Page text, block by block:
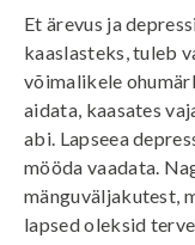
Et ärevus ja
kaaslasteks, tuleb
võimalikele
aidata, kaasates
abi. Lapseea
mööda vaadata.
mänguväljakutest,
lapsed oleksid